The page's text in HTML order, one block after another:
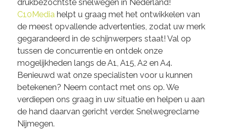
drukbezochtste snelwegen in Nederland!
C10Media helpt u graag met het ontwikkelen van
de meest opvallende advertenties, zodat uw merk
gegarandeerd in de schijnwerpers staat! Val op
tussen de concurrentie en ontdek onze
mogelijkheden langs de A1, A15, A2 en A4.
Benieuwd wat onze specialisten voor u kunnen
betekenen? Neem contact met ons op. We
verdiepen ons graag in uw situatie en helpen u aan
de hand daarvan gericht verder. Snelwegreclame
Nijmegen.